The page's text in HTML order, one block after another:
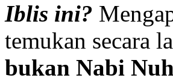
Iblis ini?
temukan secara
bukan Nabi